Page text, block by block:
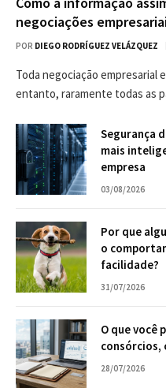
negociações
POR DIEGO RODRÍGUEZ VELÁZQUEZ
Toda negociação empresarial
entanto, raramente todas as
Segurança
mais
empresa
03/08/2026
Por que
o
facilidade?
31/07/2026
O que você
consórcios,
28/07/2026